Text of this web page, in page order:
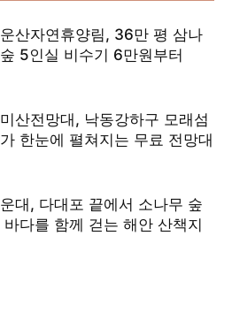
산자연휴양림, 36만 평 삼나
5인실 비수기 6만원부터
산전망대, 낙동강하구 모래섬
한눈에 펼쳐지는 무료 전망대
대, 다대포 끝에서 소나무 숲
바다를 함께 걷는 해안 산책지